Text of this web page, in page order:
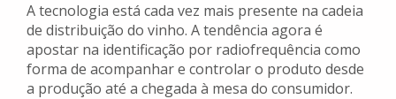
A tecnologia está cada vez mais presente na cadeia
de distribuição do vinho. A tendência agora é
apostar na identificação por radiofrequência como
forma de acompanhar e controlar o produto desde
a produção até a chegada à mesa do consumidor.